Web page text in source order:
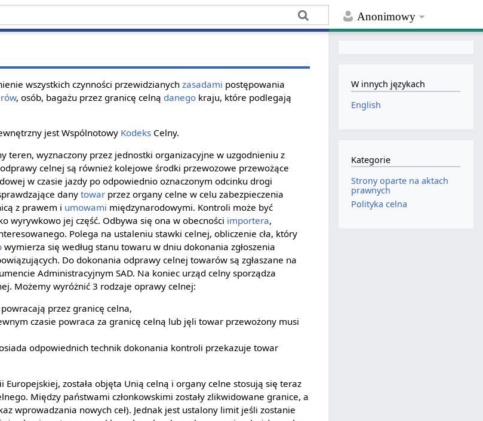
Anonimowy
wszystkich czynności przewidzianychzasadami postępowania
, osób, bagażu przez granicę celną danego kraju, które podlegają
jest Wspólnotowy Kodeks Celny.
teren, wyznaczony przez jednostki organizacyjne w uzgodnieniu z
celnej są również kolejowe środki przewozowe przewożące
w czasie jazdy po odpowiednio oznaczonym odcinku drogi
danytowar przez organy celne w celu zabezpieczenia
z prawem i umowami międzynarodowymi. Kontroli może być
wyrywkowo jej część. Odbywa się ona w obecności importera,
Polega na ustaleniu stawki celnej, obliczenie cła, który
wymierza się według stanu towaru w dniu dokonania zgłoszenia
Do dokonania odprawy celnej towarów są zgłaszane na
Administracyjnym SAD. Na koniec urząd celny sporządza
Możemy wyróżnić 3 rodzaje oprawy celnej:
przez granicę celna,
czasie powraca za granicę celną lub jęli towar przewożony musi
odpowiednich technik dokonania kontroli przekazuje towar
Europejskiej, została objęta Unią celną i organy celne stosują się teraz
Między państwami członkowskimi zostały zlikwidowane granice, a
wprowadzania nowych ceł). Jednak jest ustalony limit jeśli zostanie
W innych językach
English
Kategorie
Strony oparte na aktach
prawnych
Polityka celna